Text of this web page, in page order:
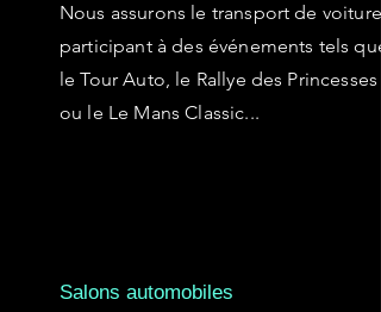
Nous assurons le transport de voitures
participant à des événements tels que
le Tour Auto, le Rallye des Princesses
ou le Le Mans Classic...
Salons automobiles